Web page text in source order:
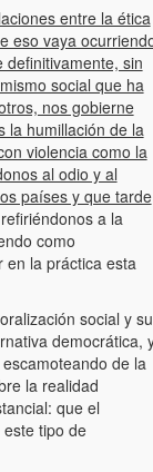
entre la ética
eso vaya
sin
social que ha
nos gobierne
la humillación de la
violencia como la
al odio y al
países y que tarde
a la
como
en la práctica esta
social y su
democrática,
de la
la realidad
que el
tipo de